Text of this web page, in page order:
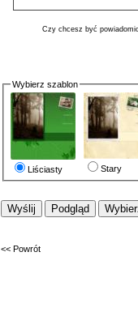
Czy chcesz być
Wybierz szablon
Liściasty Stary
<< Powrót